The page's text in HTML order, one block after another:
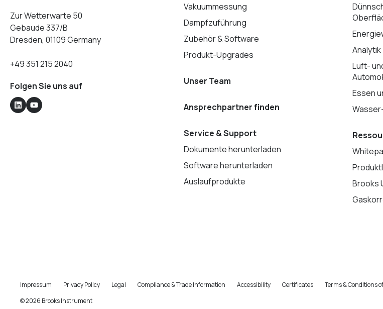
Zur Wetterwarte 50
Gebaude 337/B
Dresden, 01109 Germany
+49 351 215 2040
Folgen Sie uns auf
Vakuummessung
Dampfzuführung
Zubehör & Software
Produkt-Upgrades
Unser Team
Ansprechpartner finden
Service & Support
Dokumente herunterladen
Software herunterladen
Auslaufprodukte
Analytik
Luft-
Essen
Brooks
Impressum Privacy Policy Legal Compliance & Trade Information Accessibility Certificates Terms & Conditions
© 2026 Brooks Instrument